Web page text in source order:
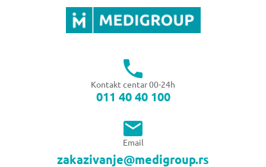
Kontakt centar 00-24h
011 40 40 100
Email
zakazivanje@medigroup.rs